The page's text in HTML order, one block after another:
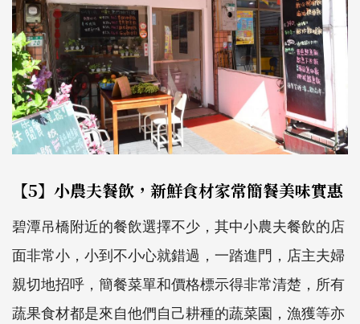
【5】小農夫餐飲，新鮮食材家常簡餐美味實惠
碧潭吊橋附近的餐飲選擇不少，其中小農夫餐飲的店
面非常小，小到不小心就錯過，一踏進門，店主夫婦
親切地招呼，簡餐菜單和價格標示得非常清楚，所有
蔬果食材都是來自他們自己耕種的蔬菜園，漁獲等亦